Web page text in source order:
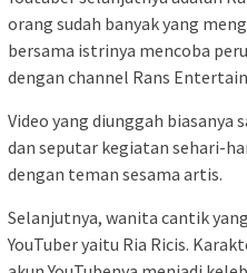
orang sudah banyak yang
bersama istrinya mencoba
dengan channel Rans
Video yang diunggah biasanya
dan seputar kegiatan sehari-
dengan teman sesama artis.
Selanjutnya, wanita cantik
YouTuber yaitu Ria Ricis.